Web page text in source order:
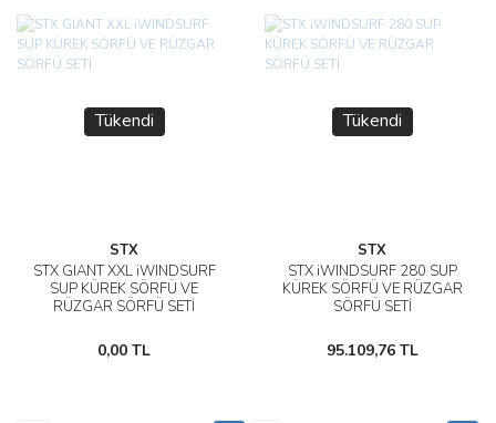
Tükendi
STX
STX GIANT XXL iWINDSURF
SUP KÜREK SÖRFÜ VE
RÜZGAR SÖRFÜ SETİ
0,00 TL
Tükendi
STX
STX iWINDSURF 280 SUP
KÜREK SÖRFÜ VE RÜZGAR
SÖRFÜ SETİ
95.109,76 TL